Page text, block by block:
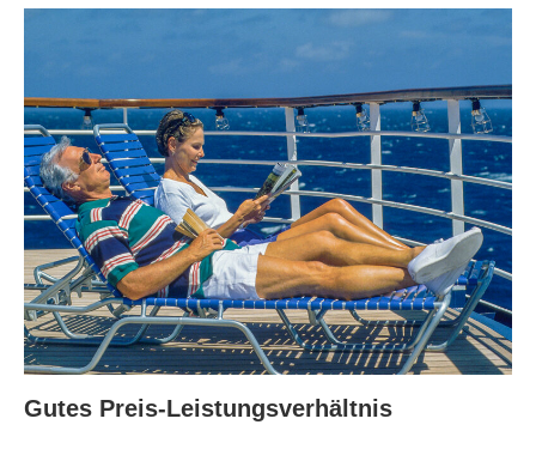
Gutes Preis-Leistungsverhältnis